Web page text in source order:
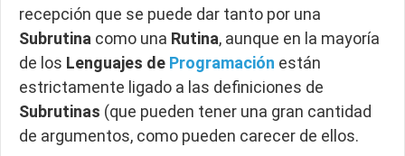
recepción que se puede dar tanto por una
Subrutina como una Rutina, aunque en la mayoría
de los Lenguajes de Programación están
estrictamente ligado a las definiciones de
Subrutinas (que pueden tener una gran cantidad
de argumentos, como pueden carecer de ellos.